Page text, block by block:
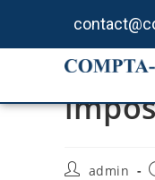
Pas
admin